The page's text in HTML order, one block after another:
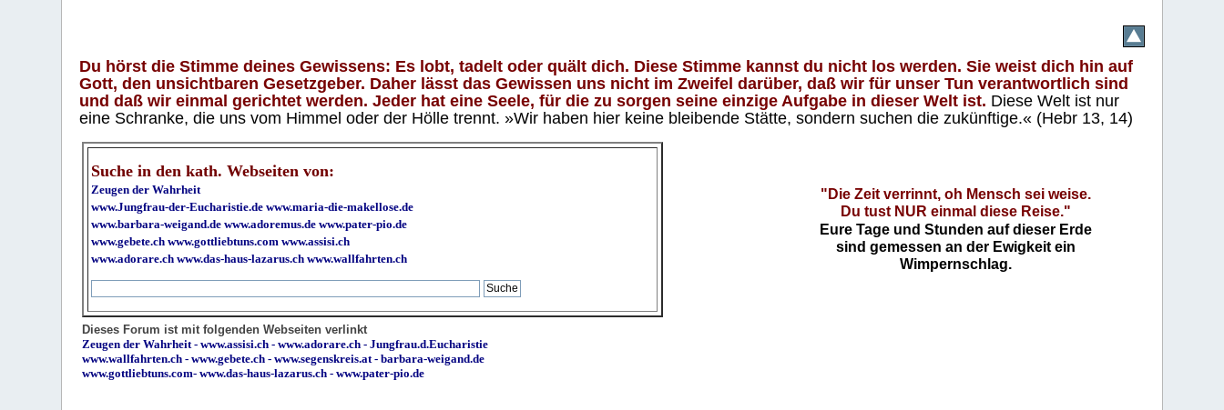
Du hörst die Stimme deines Gewissens: Es lobt, tadelt oder quält dich. Diese Stimme kannst du nicht los werden. Sie weist dich hin auf
Gott, den unsichtbaren Gesetzgeber. Daher lässt das Gewissen uns nicht im Zweifel darüber, daß wir für unser Tun verantwortlich sind
und daß wir einmal gerichtet werden. Jeder hat eine Seele, für die zu sorgen seine einzige Aufgabe in dieser Welt ist. Diese Welt ist nur
eine Schranke, die uns vom Himmel oder der Hölle trennt. »Wir haben hier keine bleibende Stätte, sondern suchen die zukünftige.« (Hebr 13, 14)
Suche in den kath. Webseiten von:
Zeugen der Wahrheit
www.Jungfrau-der-Eucharistie.de www.maria-die-makellose.de
www.barbara-weigand.de www.adoremus.de www.pater-pio.de
www.gebete.ch www.gottliebtuns.com www.assisi.ch
www.adorare.ch www.das-haus-lazarus.ch www.wallfahrten.ch
"Die Zeit verrinnt, oh Mensch sei weise.
Du tust NUR einmal diese Reise."
Eure Tage und Stunden auf dieser Erde
sind gemessen an der Ewigkeit ein
Wimpernschlag.
Dieses Forum ist mit folgenden Webseiten verlinkt
Zeugen der Wahrheit-www.assisi.ch -www.adorare.ch -Jungfrau.d.Eucharistie
www.wallfahrten.ch -www.gebete.ch -www.segenskreis.at-barbara-weigand.de
www.gottliebtuns.com-www.das-haus-lazarus.ch - www.pater-pio.de